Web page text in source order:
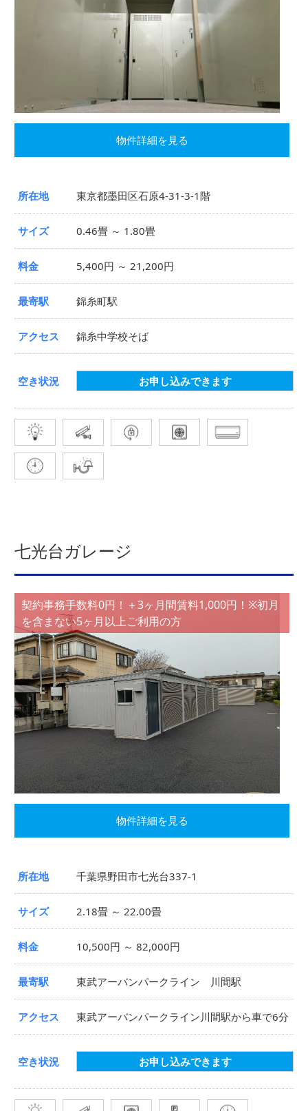
物件詳細を見る
所在地 東京都墨田区石原4-31-3-1階
サイズ 0.46畳 ～ 1.80畳
料金 5,400円 ～ 21,200円
最寄駅 錦糸町駅
アクセス 錦糸中学校そば
空き状況 お申し込みできます
七光台ガレージ
契約事務手数料0円！＋3ヶ月間賃料1,000円！※初月
を含まない5ヶ月以上ご利用の方
物件詳細を見る
所在地 千葉県野田市七光台337-1
サイズ 2.18畳 ～ 22.00畳
料金 10,500円 ～ 82,000円
最寄駅 東武アーバンパークライン 川間駅
アクセス 東武アーバンパークライン川間駅から車で6分
空き状況 お申し込みできます